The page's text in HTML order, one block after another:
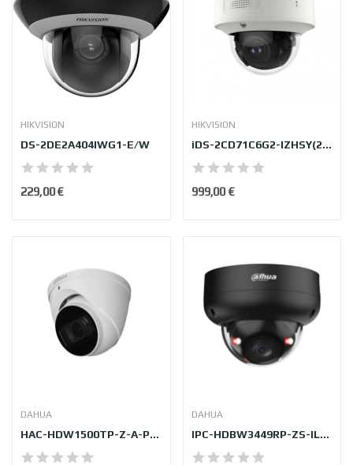
HIKVISION
DS-2DE2A404IWG1-E/W
229,00 €
HIKVISION
iDS-2CD71C6G2-IZHSY(2.8-12mm)
999,00 €
DAHUA
HAC-HDW1500TP-Z-A-POC-2712-S2
DAHUA
IPC-HDBW3449RP-ZS-IL-27135-B